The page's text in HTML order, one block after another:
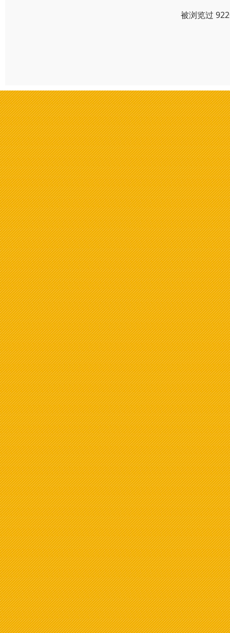
被浏览过